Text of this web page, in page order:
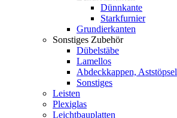
Dünnkante
Starkfurnier
Grundierkanten
Sonstiges Zubehör
Dübelstäbe
Lamellos
Abdeckkappen, Aststöpsel
Sonstiges
Leisten
Plexiglas
Leichtbauplatten